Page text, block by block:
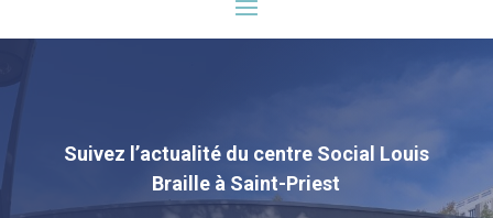
Suivez l’actualité du centre Social Louis
Braille à Saint-Priest